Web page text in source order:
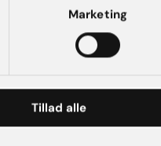
Marketing
Tillad alle